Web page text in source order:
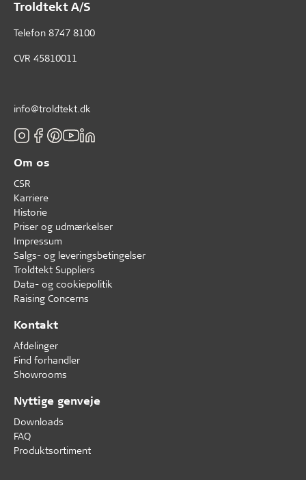
Troldtekt A/S
Telefon 8747 8100
CVR 45810011
info@troldtekt.dk
Om os
CSR
Karriere
Historie
Priser og udmærkelser
Impressum
Salgs- og leveringsbetingelser
Troldtekt Suppliers
Data- og cookiepolitik
Raising Concerns
Kontakt
Afdelinger
Find forhandler
Showrooms
Nyttige genveje
Downloads
FAQ
Produktsortiment